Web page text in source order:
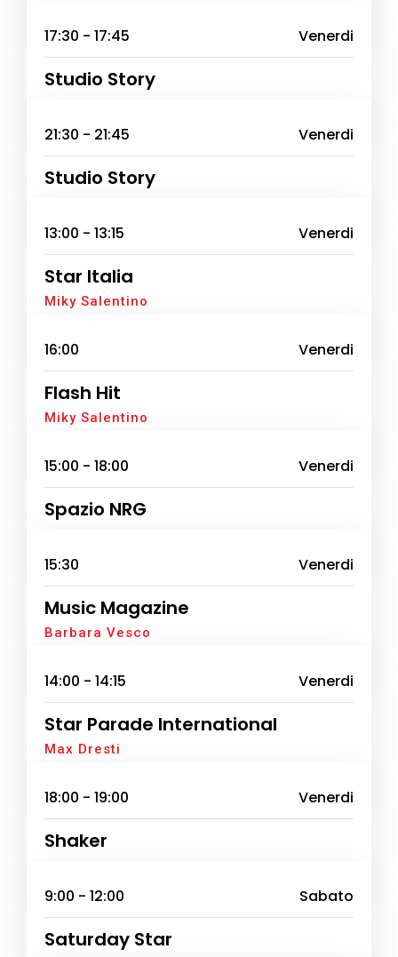
17:30 - 17:45 Venerdi
Studio Story
21:30 - 21:45 Venerdi
Studio Story
13:00 - 13:15 Venerdi
Star Italia
Miky Salentino
16:00 Venerdi
Flash Hit
Miky Salentino
15:00 - 18:00 Venerdi
Spazio NRG
15:30 Venerdi
Music Magazine
Barbara Vesco
14:00 - 14:15 Venerdi
Star Parade International
Max Dresti
18:00 - 19:00 Venerdi
Shaker
9:00 - 12:00 Sabato
Saturday Star